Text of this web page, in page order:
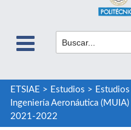
ETSIAE > Estudios >
Ingeniería Aeronáutica (MUIA)
2021-2022